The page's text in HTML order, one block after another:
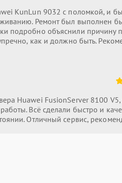
KunLun 9032 с поломкой, и
Ремонт был выполнен
подробно объяснили причину
как и должно быть.
Huawei FusionServer 8100
Всё сделали быстро и
Отличный сервис,